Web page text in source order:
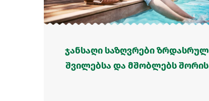
ჯანსაღი საზღვრები ზრდასრულ
შვილებსა და მშობლებს შორის